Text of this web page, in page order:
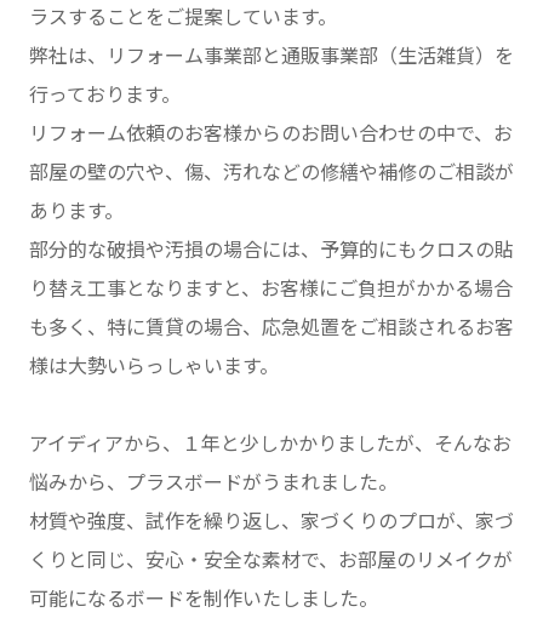
ラスすることをご提案しています。
弊社は、リフォーム事業部と通販事業部（生活雑貨）を
行っております。
リフォーム依頼のお客様からのお問い合わせの中で、お
部屋の壁の穴や、傷、汚れなどの修繕や補修のご相談が
あります。
部分的な破損や汚損の場合には、予算的にもクロスの貼
り替え工事となりますと、お客様にご負担がかかる場合
も多く、特に賃貸の場合、応急処置をご相談されるお客
様は大勢いらっしゃいます。
アイディアから、１年と少しかかりましたが、そんなお
悩みから、プラスボードがうまれました。
材質や強度、試作を繰り返し、家づくりのプロが、家づ
くりと同じ、安心・安全な素材で、お部屋のリメイクが
可能になるボードを制作いたしました。